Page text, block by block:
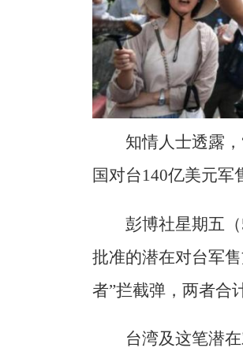
知情人士透露
国对台140亿美元军
彭博社星期五
批准的潜在对台军
者”拦截弹，两者合
台湾及这笔潜